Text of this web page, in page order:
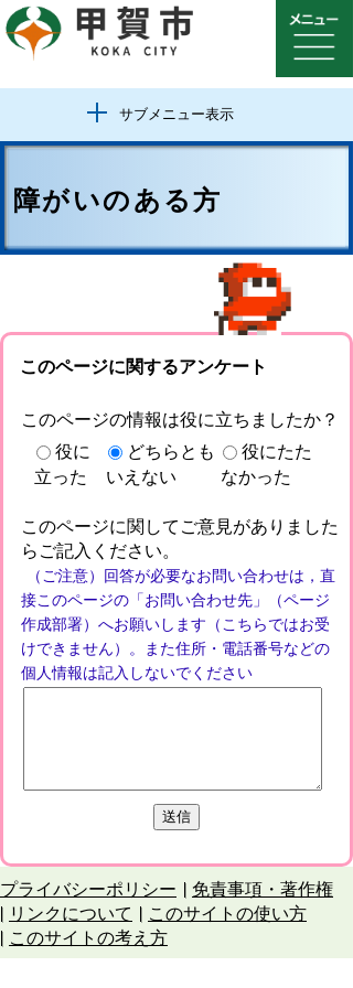
サブメニュー表示
障がいのある方
このページに関するアンケート
このページの情報は役に立ちましたか？
役に
立った
どちらとも
いえない
役にたた
なかった
このページに関してご意見がありました
らご記入ください。
（ご注意）回答が必要なお問い合わせは，直
接このページの「お問い合わせ先」（ページ
作成部署）へお願いします（こちらではお受
けできません）。また住所・電話番号などの
個人情報は記入しないでください
プライバシーポリシー
免責事項・著作権
リンクについて
このサイトの使い方
このサイトの考え方